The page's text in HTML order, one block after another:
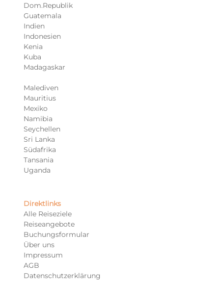
Dom.Republik
Guatemala
Indien
Indonesien
Kenia
Kuba
Madagaskar
Malediven
Mauritius
Mexiko
Namibia
Seychellen
Sri Lanka
Südafrika
Tansania
Uganda
Direktlinks
Alle Reiseziele
Reiseangebote
Buchungsformular
Über uns
Impressum
AGB
Datenschutzerklärung